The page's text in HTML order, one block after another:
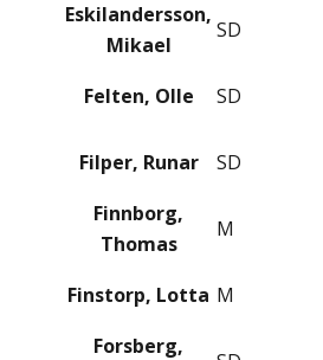
Eskilandersson,
Mikael
SD
Felten, Olle SD
Filper, Runar SD
Finnborg,
Thomas
M
Finstorp, Lotta M
Forsberg,